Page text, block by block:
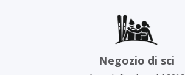
Negozio di sci